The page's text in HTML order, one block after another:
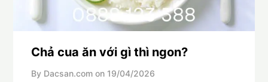
Chả cua ăn với gì thì ngon?
By Dacsan.com on 19/04/2026